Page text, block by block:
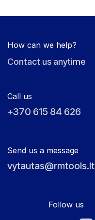
How can we help?
Contact us anytime
Call us
+370 615 84 626
Send us a message
vytautas@rmtools.lt
Follow us